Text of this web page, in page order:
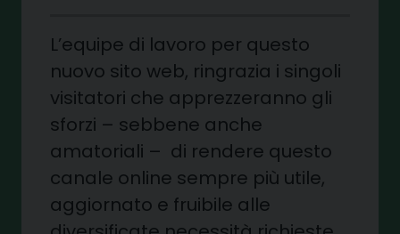
L’equipe di lavoro per questo
nuovo sito web, ringrazia i singoli
visitatori che apprezzeranno gli
sforzi – sebbene anche
amatoriali – di rendere questo
canale online sempre più utile,
aggiornato e fruibile alle